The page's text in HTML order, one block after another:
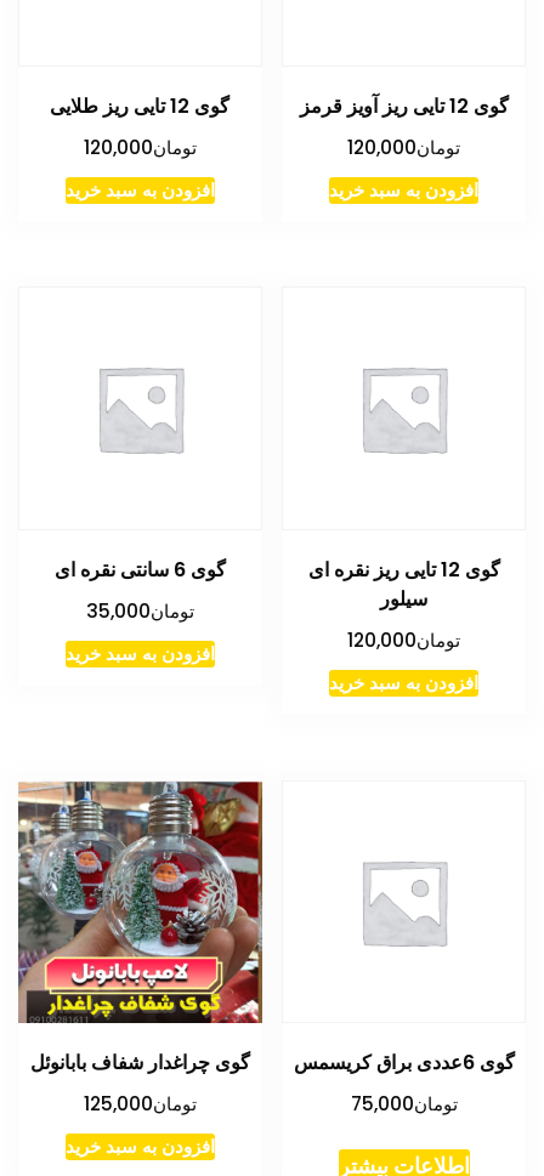
گوی 12 تایی ریز آویز قرمز
تومان120,000
افزودن به سبد خرید
گوی 12 تایی ریز طلایی
تومان120,000
افزودن به سبد خرید
گوی 12 تایی ریز نقره ای
سیلور
تومان120,000
افزودن به سبد خرید
گوی 6 سانتی نقره ای
تومان35,000
افزودن به سبد خرید
گوی 6عددی براق کریسمس
تومان75,000
اطلاعات بیشتر
گوی چراغدار شفاف بابانوئل
تومان125,000
افزودن به سبد خرید